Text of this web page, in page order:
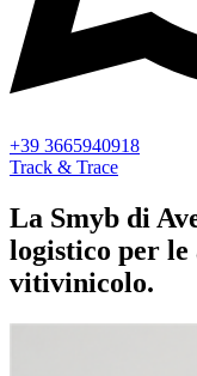
+39 3665940918
Track & Trace
La Smyb di
logistico per le
vitivinicolo.